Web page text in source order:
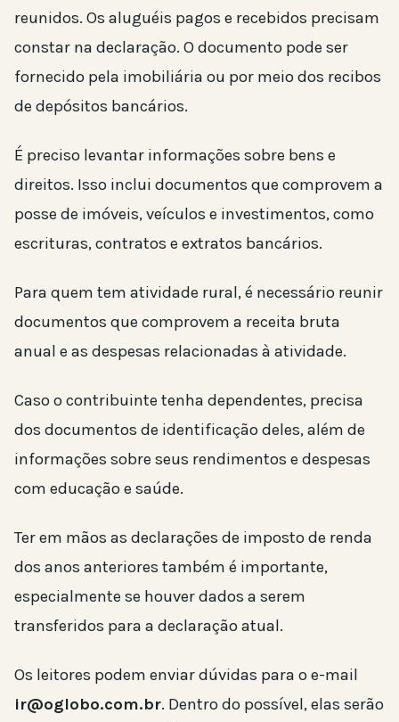
reunidos. Os aluguéis pagos e recebidos precisam
constar na declaração. O documento pode ser
fornecido pela imobiliária ou por meio dos recibos
de depósitos bancários.
É preciso levantar informações sobre bens e
direitos. Isso inclui documentos que comprovem a
posse de imóveis, veículos e investimentos, como
escrituras, contratos e extratos bancários.
Para quem tem atividade rural, é necessário reunir
documentos que comprovem a receita bruta
anual e as despesas relacionadas à atividade.
Caso o contribuinte tenha dependentes, precisa
dos documentos de identificação deles, além de
informações sobre seus rendimentos e despesas
com educação e saúde.
Ter em mãos as declarações de imposto de renda
dos anos anteriores também é importante,
especialmente se houver dados a serem
transferidos para a declaração atual.
Os leitores podem enviar dúvidas para o e-mail
ir@oglobo.com.br. Dentro do possível, elas serão